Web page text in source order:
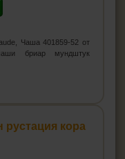
Чаша 401859-52 от
бриар мундштук
рустация кора